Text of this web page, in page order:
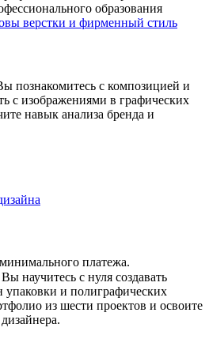
образования
верстки и фирменный стиль
познакомитесь с композицией и
с изображениями в графических
навык анализа бренда и
платежа.
Вы научитесь с нуля создавать
и полиграфических
из шести проектов и освоите